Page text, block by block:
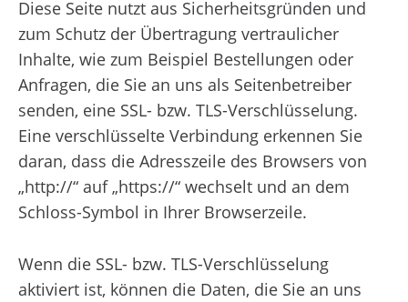
Diese Seite nutzt aus Sicherheitsgründen und
zum Schutz der Übertragung vertraulicher
Inhalte, wie zum Beispiel Bestellungen oder
Anfragen, die Sie an uns als Seitenbetreiber
senden, eine SSL- bzw. TLS-Verschlüsselung.
Eine verschlüsselte Verbindung erkennen Sie
daran, dass die Adresszeile des Browsers von
„http://“ auf „https://“ wechselt und an dem
Schloss-Symbol in Ihrer Browserzeile.
Wenn die SSL- bzw. TLS-Verschlüsselung
aktiviert ist, können die Daten, die Sie an uns